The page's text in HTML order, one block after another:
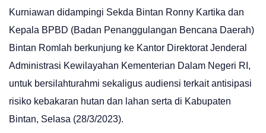
Kurniawan didampingi Sekda Bintan Ronny Kartika dan
Kepala BPBD (Badan Penanggulangan Bencana Daerah)
Bintan Romlah berkunjung ke Kantor Direktorat Jenderal
Administrasi Kewilayahan Kementerian Dalam Negeri RI,
untuk bersilahturahmi sekaligus audiensi terkait antisipasi
risiko kebakaran hutan dan lahan serta di Kabupaten
Bintan, Selasa (28/3/2023).